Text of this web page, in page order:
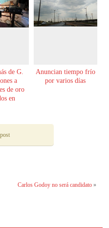
de G.
a
de oro
en
Anuncian tiempo frío
por varios días
Carlos Godoy no será candidato»